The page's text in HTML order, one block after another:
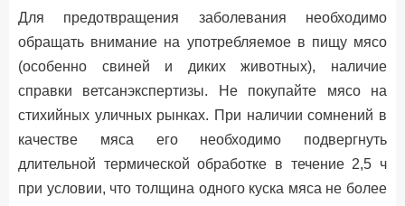
Для предотвращения заболевания необходимо
обращать внимание на употребляемое в пищу мясо
(особенно свиней и диких животных), наличие
справки ветсанэкспертизы. Не покупайте мясо на
стихийных уличных рынках. При наличии сомнений в
качестве мяса его необходимо подвергнуть
длительной термической обработке в течение 2,5 ч
при условии, что толщина одного куска мяса не более